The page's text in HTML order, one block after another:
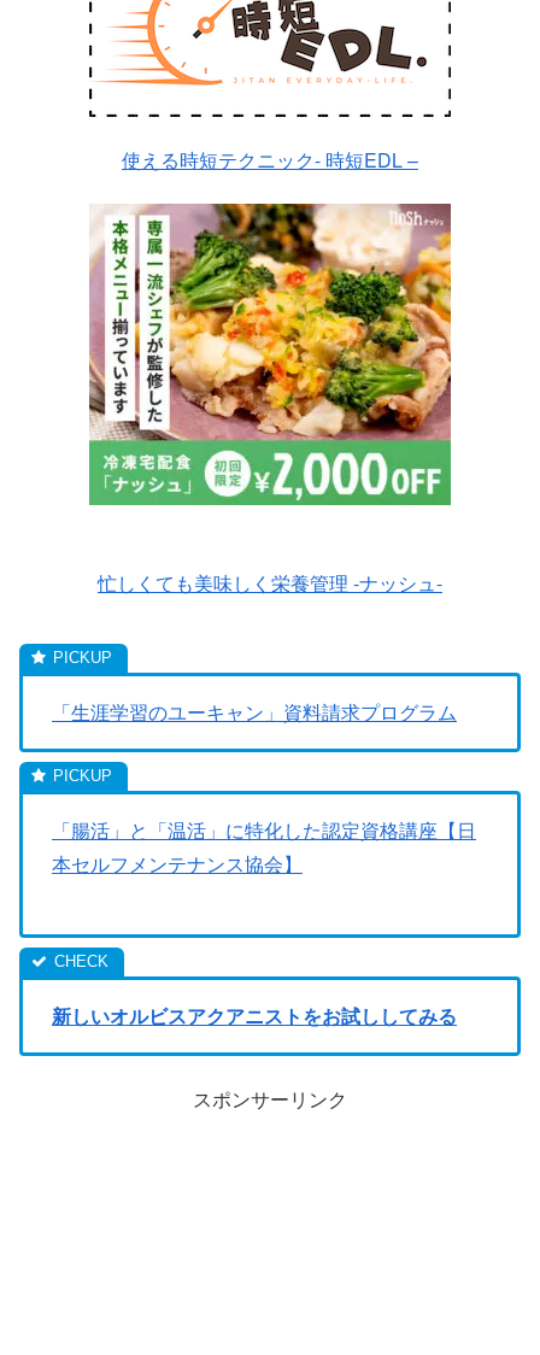
使える時短テクニック- 時短EDL –
忙しくても美味しく栄養管理 -ナッシュ-
「生涯学習のユーキャン」資料請求プログラム
「腸活」と「温活」に特化した認定資格講座【日
本セルフメンテナンス協会】
新しいオルビスアクアニストをお試ししてみる
スポンサーリンク